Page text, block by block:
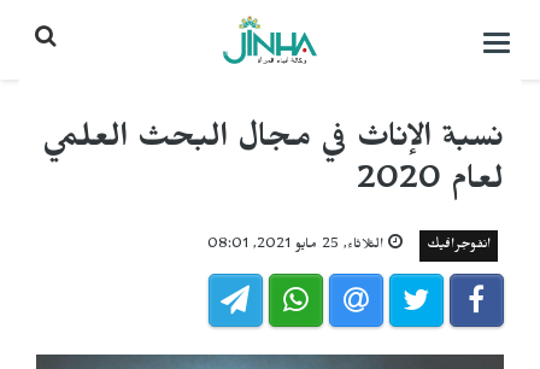
التحكم
نسبة الإناث في مجال البحث العلمي
لعام 2020
انفوجرافيك الثلاثاء, 25 مايو 2021, 08:01